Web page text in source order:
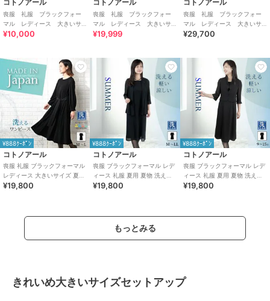
コトノアール
喪服 礼服 ブラックフォー
マル レディース 大きいサ
イズ 夏 夏用 日本製
¥10,000
コトノアール
喪服 礼服 ブラックフォー
マル レディース 大きいサ
イズ 夏 夏用 日本製
¥19,999
コトノアール
喪服 礼服 ブラックフォー
マル レディース 大きいサ
イズ 夏 夏用 日本製
¥29,700
¥888ｸｰﾎﾟﾝ
コトノアール
喪服 礼服 ブラックフォーマル
レディース 大きいサイズ 夏物
夏用 洗える 日本製
¥19,800
¥888ｸｰﾎﾟﾝ
コトノアール
喪服 ブラックフォーマル レデ
ィース 礼服 夏用 夏物 洗える
ワンピース（63003）
¥19,800
¥888ｸｰﾎﾟﾝ
コトノアール
喪服 ブラックフォーマル レデ
ィース 礼服 夏用 夏物 洗える
ワンピース （63004）
¥19,800
もっとみる
きれいめ大きいサイズセットアップ